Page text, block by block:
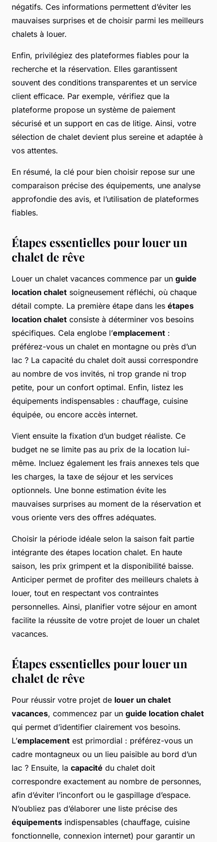
négatifs. Ces informations permettent d’éviter les
mauvaises surprises et de choisir parmi les meilleurs
chalets à louer.
Enfin, privilégiez des plateformes fiables pour la
recherche et la réservation. Elles garantissent
souvent des conditions transparentes et un service
client efficace. Par exemple, vérifiez que la
plateforme propose un système de paiement
sécurisé et un support en cas de litige. Ainsi, votre
sélection de chalet devient plus sereine et adaptée à
vos attentes.
En résumé, la clé pour bien choisir repose sur une
comparaison précise des équipements, une analyse
approfondie des avis, et l’utilisation de plateformes
fiables.
Étapes essentielles pour louer un
chalet de rêve
Louer un chalet vacances commence par un guide
location chalet soigneusement réfléchi, où chaque
détail compte. La première étape dans les étapes
location chalet consiste à déterminer vos besoins
spécifiques. Cela englobe l’emplacement :
préférez-vous un chalet en montagne ou près d’un
lac ? La capacité du chalet doit aussi correspondre
au nombre de vos invités, ni trop grande ni trop
petite, pour un confort optimal. Enfin, listez les
équipements indispensables : chauffage, cuisine
équipée, ou encore accès internet.
Vient ensuite la fixation d’un budget réaliste. Ce
budget ne se limite pas au prix de la location lui-
même. Incluez également les frais annexes tels que
les charges, la taxe de séjour et les services
optionnels. Une bonne estimation évite les
mauvaises surprises au moment de la réservation et
vous oriente vers des offres adéquates.
Choisir la période idéale selon la saison fait partie
intégrante des étapes location chalet. En haute
saison, les prix grimpent et la disponibilité baisse.
Anticiper permet de profiter des meilleurs chalets à
louer, tout en respectant vos contraintes
personnelles. Ainsi, planifier votre séjour en amont
facilite la réussite de votre projet de louer un chalet
vacances.
Étapes essentielles pour louer un
chalet de rêve
Pour réussir votre projet de louer un chalet
vacances, commencez par un guide location chalet
qui permet d’identifier clairement vos besoins.
L’emplacement est primordial : préférez-vous un
cadre montagneux ou un lieu paisible au bord d’un
lac ? Ensuite, la capacité du chalet doit
correspondre exactement au nombre de personnes,
afin d’éviter l’inconfort ou le gaspillage d’espace.
N’oubliez pas d’élaborer une liste précise des
équipements indispensables (chauffage, cuisine
fonctionnelle, connexion internet) pour garantir un